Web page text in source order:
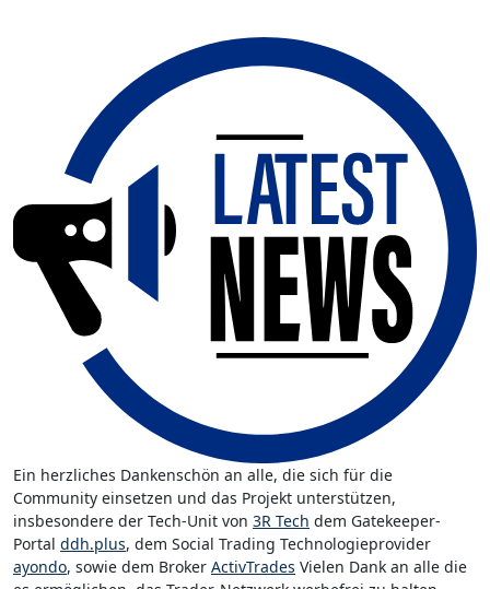
Ein herzliches Dankenschön an alle, die sich für die
Community einsetzen und das Projekt unterstützen,
insbesondere der Tech-Unit von 3R Tech dem Gatekeeper-
Portal ddh.plus, dem Social Trading Technologieprovider
ayondo, sowie dem Broker ActivTrades Vielen Dank an alle die